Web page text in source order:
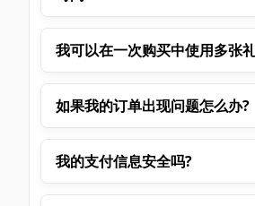
我可以在一次购买中使用多张
如果我的订单出现问题怎么办?
我的支付信息安全吗?